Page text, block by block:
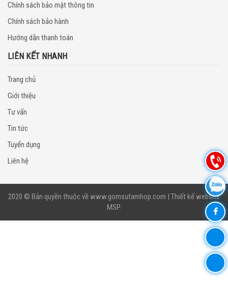
Chính sách bảo mật thông tin
Chính sách bảo hành
Hướng dẫn thanh toán
LIÊN KẾT NHANH
Trang chủ
Giới thiệu
Tư vấn
Tin tức
Tuyển dụng
Liên hệ
2020 © Bản quyền thuộc vềwww.gomsutamhop.com | Thiết kế website
MSP.